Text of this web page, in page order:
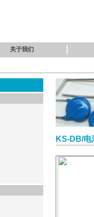
关于我们
KS-DB/